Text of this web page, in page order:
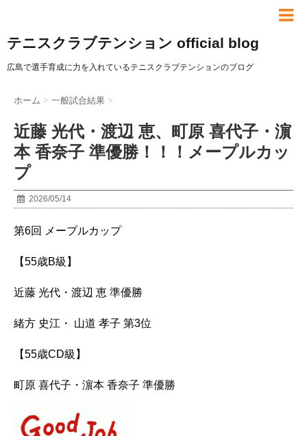
テニスクラブテンション official blog
広島で選手育成に力を入れているテニスクラブテンションのブログ
ホーム > 一般試合結果 >
近藤 光代・渡辺 恵、町原 喜代子・濵
本 香奈子 準優勝！！！メープルカッ
プ
2026/05/14
第6回 メープルカップ
【55歳B級】
近藤 光代・渡辺 恵 準優勝
緒方 史江・ 山道 孝子 第3位
【55歳CD級】
町原 喜代子・濵本 香奈子 準優勝